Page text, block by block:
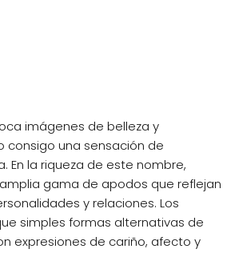
imágenes de belleza y
consigo una sensación de
En la riqueza de este nombre,
gama de apodos que reflejan
y relaciones. Los
simples formas alternativas de
expresiones de cariño, afecto y